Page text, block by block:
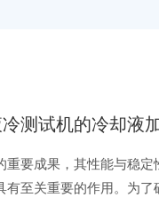
测试机的冷却液
重要成果，其性能与稳定
至关重要的作用。为了